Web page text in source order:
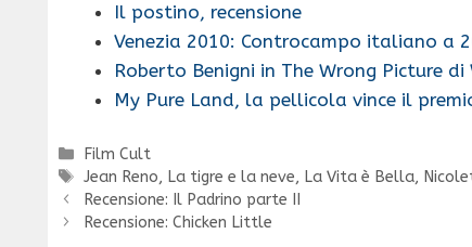
Il postino, recensione
Venezia 2010: Controcampo italiano a
Roberto Benigni in The Wrong Picture di
My Pure Land, la pellicola vince il
Categorie
Film Cult
Tag
Jean Reno, La tigre e la neve, La Vita è Bella,
Recensione: Il Padrino parte II
Recensione: Chicken Little